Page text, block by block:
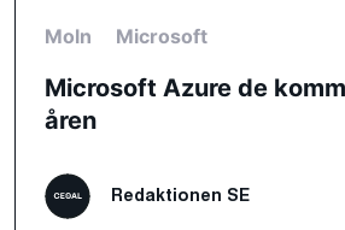
Moln Microsoft
Microsoft Azure de
åren
Redaktionen SE